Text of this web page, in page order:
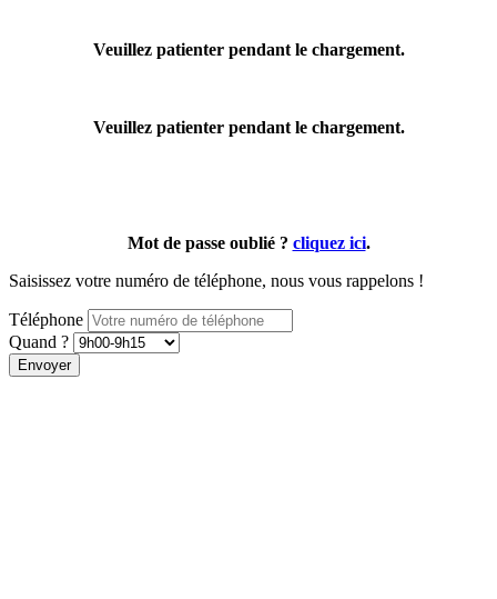
Veuillez patienter pendant le chargement.
Veuillez patienter pendant le chargement.
Mot de passe oublié ? cliquez ici.
Saisissez votre numéro de téléphone, nous vous rappelons !
Téléphone
Quand ?
Envoyer